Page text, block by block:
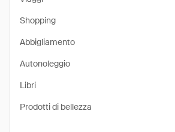
Shopping
Abbigliamento
Autonoleggio
Libri
Prodotti di bellezza